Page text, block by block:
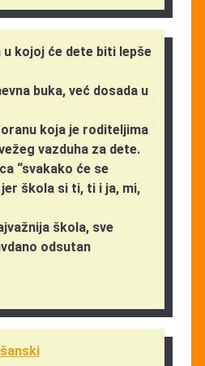
kojoj će dete biti lepše
buka, već dosada u
koja je roditeljima
vazduha za dete.
“svakako će se
škola si ti, ti i ja, mi,
škola, sve
odsutan